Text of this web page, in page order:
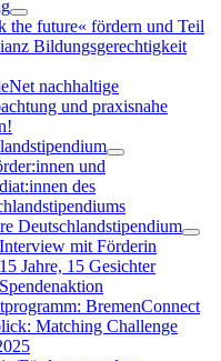
the future« fördern und Teil
Bildungsgerechtigkeit
nachhaltige
und praxisnahe
und
des
Deutschlandstipendium
Interview mit Förderin
15 Jahre, 15 Gesichter
Spendenaktion
BremenConnect
Matching Challenge